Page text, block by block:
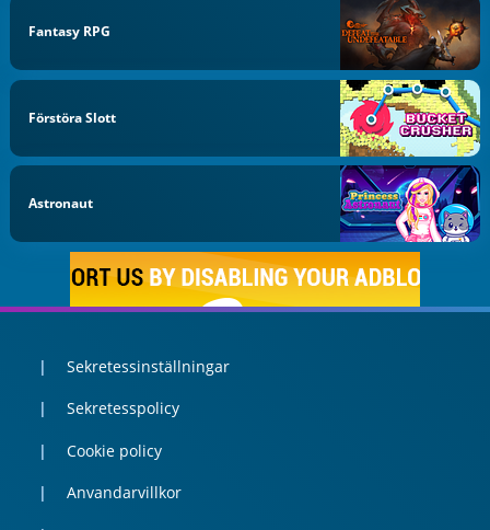
Fantasy RPG
Förstöra Slott
Astronaut
Sekretessinställningar
Sekretesspolicy
Cookie policy
Anvandarvillkor